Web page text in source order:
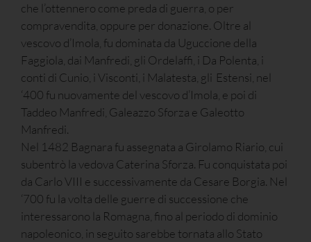
che l’ottennero come preda di guerra, o per
compravendita, oppure per donazione. Oltre al
vescovo d’Imola, fu dominata da Uguccione della
Faggiola, dai Manfredi, gli Ordelaffi, i Da Polenta, i
conti di Cunio, i Visconti, i Malatesta, gli Estensi, nel
‘400 fu nuovamente del vescovo d’Imola, e poi di
Taddeo Manfredi, Galeazzo Sforza e Galeotto
Manfredi.
Nel 1482 Bagnara fu assegnata a Girolamo Riario, cui
subentrò la vedova Caterina Sforza. Fu conquistata poi
da Carlo VIII e successivamente da Cesare Borgia. Nel
‘700 fu la volta delle guerre di successione che
interessarono la Romagna, fino al periodo di dominio
napoleonico, in seguito sarebbe tornata allo Stato